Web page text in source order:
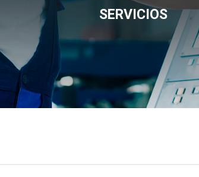
SERVICIOS